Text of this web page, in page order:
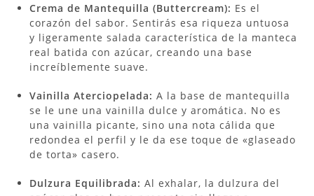
Crema de Mantequilla (Buttercream): Es el
corazón del sabor. Sentirás esa riqueza untuosa
y ligeramente salada característica de la manteca
real batida con azúcar, creando una base
increíblemente suave.
Vainilla Aterciopelada: A la base de mantequilla
se le une una vainilla dulce y aromática. No es
una vainilla picante, sino una nota cálida que
redondea el perfil y le da ese toque de «glaseado
de torta» casero.
Dulzura Equilibrada: Al exhalar, la dulzura del